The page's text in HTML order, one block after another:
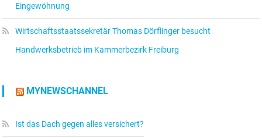
Eingewöhnung
Wirtschaftsstaatssekretär Thomas Dörflinger besucht
Handwerksbetrieb im Kammerbezirk Freiburg
MYNEWSCHANNEL
Ist das Dach gegen alles versichert?